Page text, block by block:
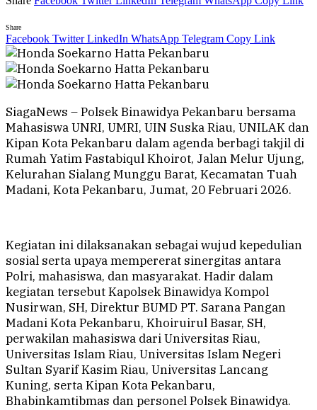
Share
Facebook Twitter LinkedIn WhatsApp Telegram Copy Link
SiagaNews – Polsek Binawidya Pekanbaru bersama
Mahasiswa UNRI, UMRI, UIN Suska Riau, UNILAK dan
Kipan Kota Pekanbaru dalam agenda berbagi takjil di
Rumah Yatim Fastabiqul Khoirot, Jalan Melur Ujung,
Kelurahan Sialang Munggu Barat, Kecamatan Tuah
Madani, Kota Pekanbaru, Jumat, 20 Februari 2026.
Kegiatan ini dilaksanakan sebagai wujud kepedulian
sosial serta upaya mempererat sinergitas antara
Polri, mahasiswa, dan masyarakat. Hadir dalam
kegiatan tersebut Kapolsek Binawidya Kompol
Nusirwan, SH, Direktur BUMD PT. Sarana Pangan
Madani Kota Pekanbaru, Khoiruirul Basar, SH,
perwakilan mahasiswa dari Universitas Riau,
Universitas Islam Riau, Universitas Islam Negeri
Sultan Syarif Kasim Riau, Universitas Lancang
Kuning, serta Kipan Kota Pekanbaru,
Bhabinkamtibmas dan personel Polsek Binawidya.